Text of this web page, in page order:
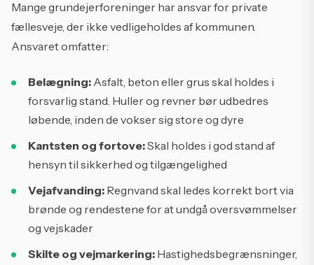
Mange grundejerforeninger har ansvar for private
fællesveje, der ikke vedligeholdes af kommunen.
Ansvaret omfatter:
Belægning: Asfalt, beton eller grus skal holdes i
forsvarlig stand. Huller og revner bør udbedres
løbende, inden de vokser sig store og dyre
Kantsten og fortove:Skal holdes i god stand af
hensyn til sikkerhed og tilgængelighed
Vejafvanding: Regnvand skal ledes korrekt bort via
brønde og rendestene for at undgå oversvømmelser
og vejskader
Skilte og vejmarkering: Hastighedsbegrænsninger,